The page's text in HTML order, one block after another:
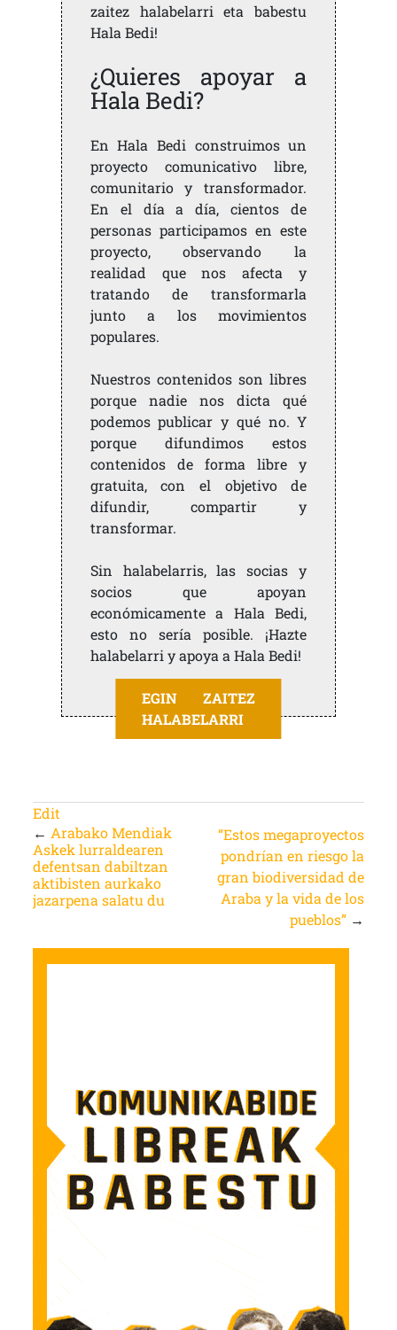
zaitez halabelarri eta babestu
Hala Bedi!
¿Quieres apoyar a
Hala Bedi?
En Hala Bedi construimos un
proyecto comunicativo libre,
comunitario y transformador.
En el día a día, cientos de
personas participamos en este
proyecto, observando la
realidad que nos afecta y
tratando de transformarla
junto a los movimientos
populares.
Nuestros contenidos son libres
porque nadie nos dicta qué
podemos publicar y qué no. Y
porque difundimos estos
contenidos de forma libre y
gratuita, con el objetivo de
difundir, compartir y
transformar.
Sin halabelarris, las socias y
socios que apoyan
económicamente a Hala Bedi,
esto no sería posible. ¡Hazte
halabelarri y apoya a Hala Bedi!
EGIN ZAITEZ
HALABELARRI
Edit
← Arabako Mendiak
Askek lurraldearen
defentsan dabiltzan
aktibisten aurkako
jazarpena salatu du
“Estos megaproyectos
pondrían en riesgo la
gran biodiversidad de
Araba y la vida de los
pueblos” →